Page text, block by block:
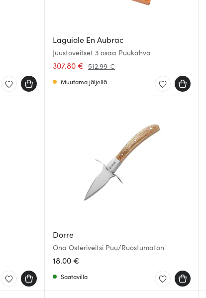
Laguiole En Aubrac
Juustoveitset 3 osaa Puukahva
307.80 € 512.99 €
Muutama jäljellä
Dorre
Ona Osteriveitsi Puu/Ruostumaton
18.00 €
Saatavilla